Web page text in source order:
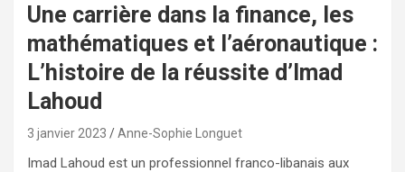
Une carrière dans la finance, les
mathématiques et l’aéronautique :
L’histoire de la réussite d’Imad
Lahoud
3 janvier 2023 Anne-Sophie Longuet
Imad Lahoud est un professionnel franco-libanais aux